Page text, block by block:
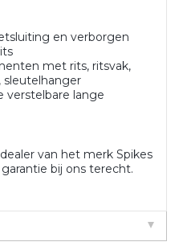
en verborgen
met rits, ritsvak,
sleutelhanger
verstelbare lange
van het merk Spikes
bij ons terecht.